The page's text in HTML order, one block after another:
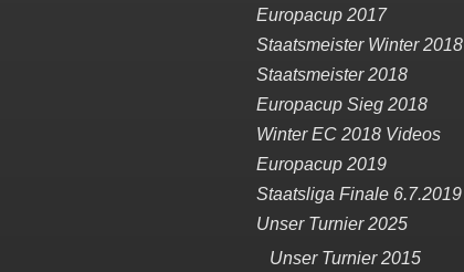
Europacup 2017
Staatsmeister Winter 2018
Staatsmeister 2018
Europacup Sieg 2018
Winter EC 2018 Videos
Europacup 2019
Staatsliga Finale 6.7.2019
Unser Turnier 2025
Unser Turnier 2015